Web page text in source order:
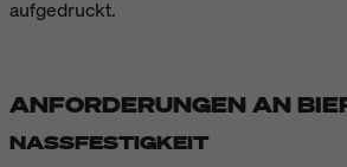
aufgedruckt.
ANFORDERUNGEN AN
NASSFESTIGKEIT